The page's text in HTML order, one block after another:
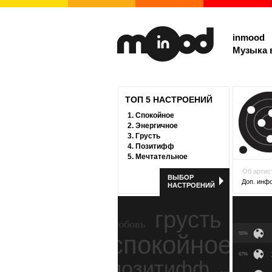
inmood
Музыка
ТОП 5 НАСТРОЕНИЙ
1. Спокойное
2. Энергичное
3. Грусть
4. Позитифф
5. Мечтательное
ВЫБОР
НАСТРОЕНИЙ
любовь грусть
спокойное
Об
Доп.
55%
67%